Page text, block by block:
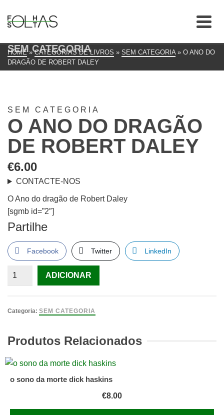
SEM CATEGORIA
HOME » CATEGORIAS DE LIVROS » SEM CATEGORIA » O ANO DO
DRAGÃO DE ROBERT DALEY
SEM CATEGORIA
O ANO DO DRAGÃO
DE ROBERT DALEY
€6.00
CONTACTE-NOS
O Ano do dragão de Robert Daley
[sgmb id=”2″]
Partilhe
Facebook Twitter LinkedIn
Quantidade
Ano
de
Robert
ADICIONAR
Categoria: SEM CATEGORIA
Produtos Relacionados
o sono da morte dick haskins
€8.00